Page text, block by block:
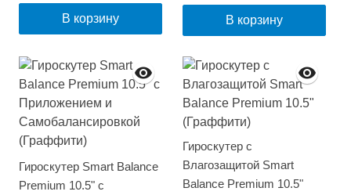
В корзину В корзину
Гироскутер Smart Balance
Premium 10.5" с
Гироскутер с
Влагозащитой Smart
Balance Premium 10.5"